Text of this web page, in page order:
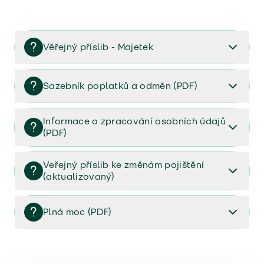
Věřejný příslib - Majetek
Věřejný příslib majetek 2023
Sazebník poplatků a odměn (PDF)
Sazebník poplatků a odměn (PDF)
Informace o zpracování osobních údajů
(PDF)
Informace o zpracování osobních údajů (PDF)
Veřejný příslib ke změnám pojištění
(aktualizovaný)
Veřejný příslib ke změnám pojištění (aktualizovaný)
Plná moc (PDF)